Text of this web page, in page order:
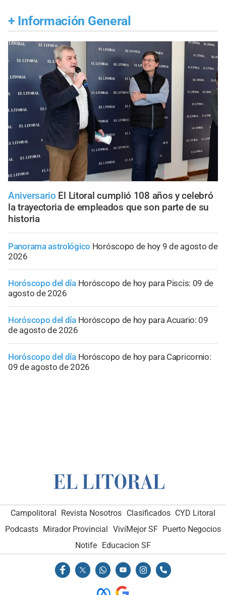
+ Información General
Aniversario El Litoral cumplió 108 años y celebró
la trayectoria de empleados que son parte de su
historia
Panorama astrológico Horóscopo de hoy 9 de agosto de
2026
Horóscopo del día Horóscopo de hoy para Piscis: 09 de
agosto de 2026
Horóscopo del día Horóscopo de hoy para Acuario: 09
de agosto de 2026
Horóscopo del día Horóscopo de hoy para Capricornio:
09 de agosto de 2026
Campolitoral Revista Nosotros Clasificados CYD Litoral
Podcasts Mirador Provincial VivíMejor SF Puerto Negocios
Notife Educacion SF